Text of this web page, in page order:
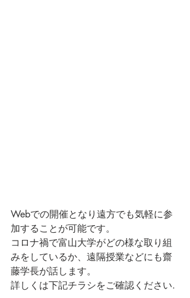
Webでの開催となり遠方でも気軽に参
加することが可能です。
コロナ禍で富山大学がどの様な取り組
みをしているか、遠隔授業などにも齋
藤学長が話します。
詳しくは下記チラシをご確認ください.